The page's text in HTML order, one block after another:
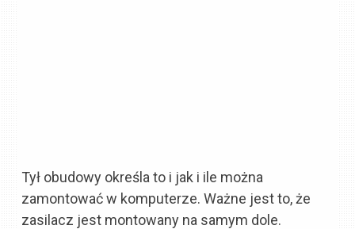
Tył obudowy określa to i jak i ile można
zamontować w komputerze. Ważne jest to, że
zasilacz jest montowany na samym dole.